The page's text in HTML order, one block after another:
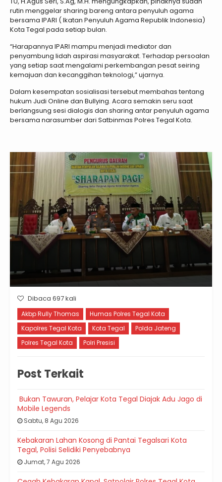
rutin menggelar sharing bareng antara penyuluh agama
bersama IPARI ( Ikatan Penyuluh Agama Republik Indonesia)
Kota Tegal pada setiap bulan.
“Harapannya IPARI mampu menjadi mediator dan
penyambung lidah aspirasi masyarakat. Terhadap persoalan
yang setiap saat mengalami perkembangan pesat seiring
kemajuan dan kecanggihan teknologi,” ujarnya.
Dalam kesempatan sosialisasi tersebut membahas tentang
hukum Judi Online dan Bullying. Acara semakin seru saat
berlangsung sesi dialogis dan sharing antar penyuluh agama
bersama narasumber dari Satbinmas Polres Tegal Kota.
Dibaca 697 kali
Akbp Rully Thomas
Humas Polres Tegal Kota
Kapolres Tegal Kota
Kota Tegal
Polda Jateng
Polres Tegal Kota
Polri Presisi
Post Terkait
Bukan Tawuran, Pelajar Kota Tegal Diajak Adu Jago di
Mobile Legends
Sabtu, 8 Agu 2026
Kebakaran Lahan Kosong di Pantai Tegalsari Kota
Tegal, Polisi Selidiki Penyebabnya
Jumat, 7 Agu 2026